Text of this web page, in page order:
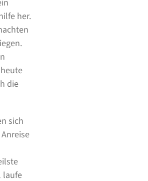
her.
die
sich
laufe